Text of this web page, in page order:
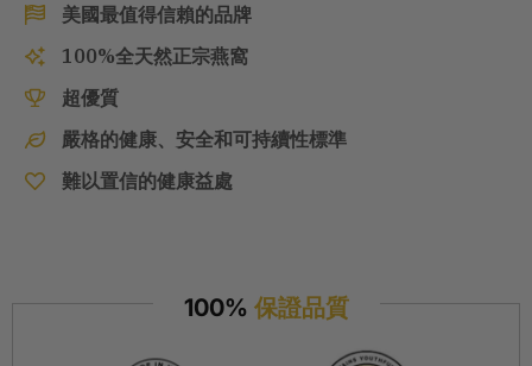
美國最值得信賴的品牌
100%全天然正宗燕窩
超優質
嚴格的健康、安全和可持續性標準
難以置信的健康益處
100% 保證品質